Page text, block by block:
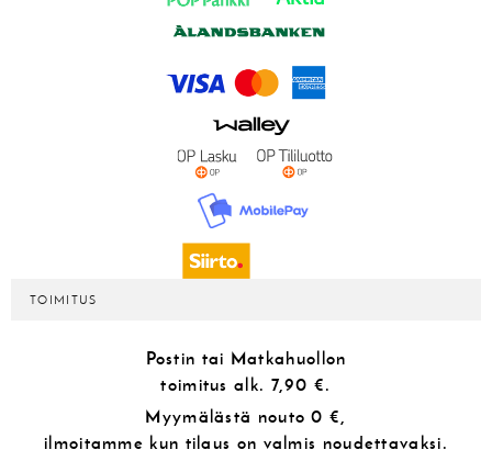
TOIMITUS
Postin tai Matkahuollon
toimitus alk. 7,90 €.
Myymälästä nouto 0 €,
ilmoitamme kun tilaus on valmis noudettavaksi.